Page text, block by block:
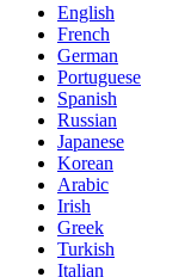
English
French
German
Portuguese
Spanish
Russian
Japanese
Korean
Arabic
Irish
Greek
Turkish
Italian